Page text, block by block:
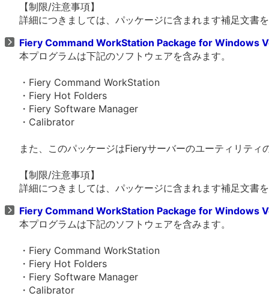
【制限/注意事項】
詳細につきましては、パッケージに含まれます補足文書
Fiery Command WorkStation Package for Windows
本プログラムは下記のソフトウェアを含みます。
・Fiery Command WorkStation
・Fiery Hot Folders
・Fiery Software Manager
・Calibrator
また、このパッケージはFieryサーバーのユーティリティ
【制限/注意事項】
詳細につきましては、パッケージに含まれます補足文書
Fiery Command WorkStation Package for Windows
本プログラムは下記のソフトウェアを含みます。
・Fiery Command WorkStation
・Fiery Hot Folders
・Fiery Software Manager
・Calibrator